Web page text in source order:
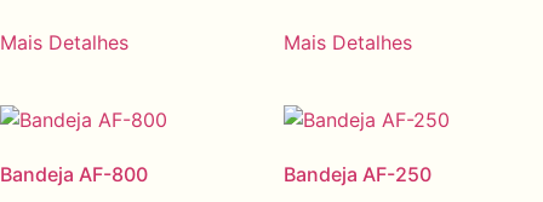
Mais Detalhes Mais Detalhes
Bandeja AF-800 Bandeja AF-250